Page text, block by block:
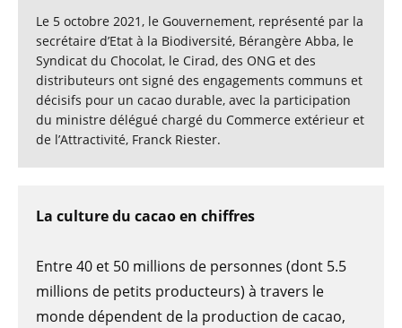
Le 5 octobre 2021, le Gouvernement, représenté par la
secrétaire d’Etat à la Biodiversité, Bérangère Abba, le
Syndicat du Chocolat, le Cirad, des ONG et des
distributeurs ont signé des engagements communs et
décisifs pour un cacao durable, avec la participation
du ministre délégué chargé du Commerce extérieur et
de l’Attractivité, Franck Riester.
La culture du cacao en chiffres
Entre 40 et 50 millions de personnes (dont 5.5
millions de petits producteurs) à travers le
monde dépendent de la production de cacao,